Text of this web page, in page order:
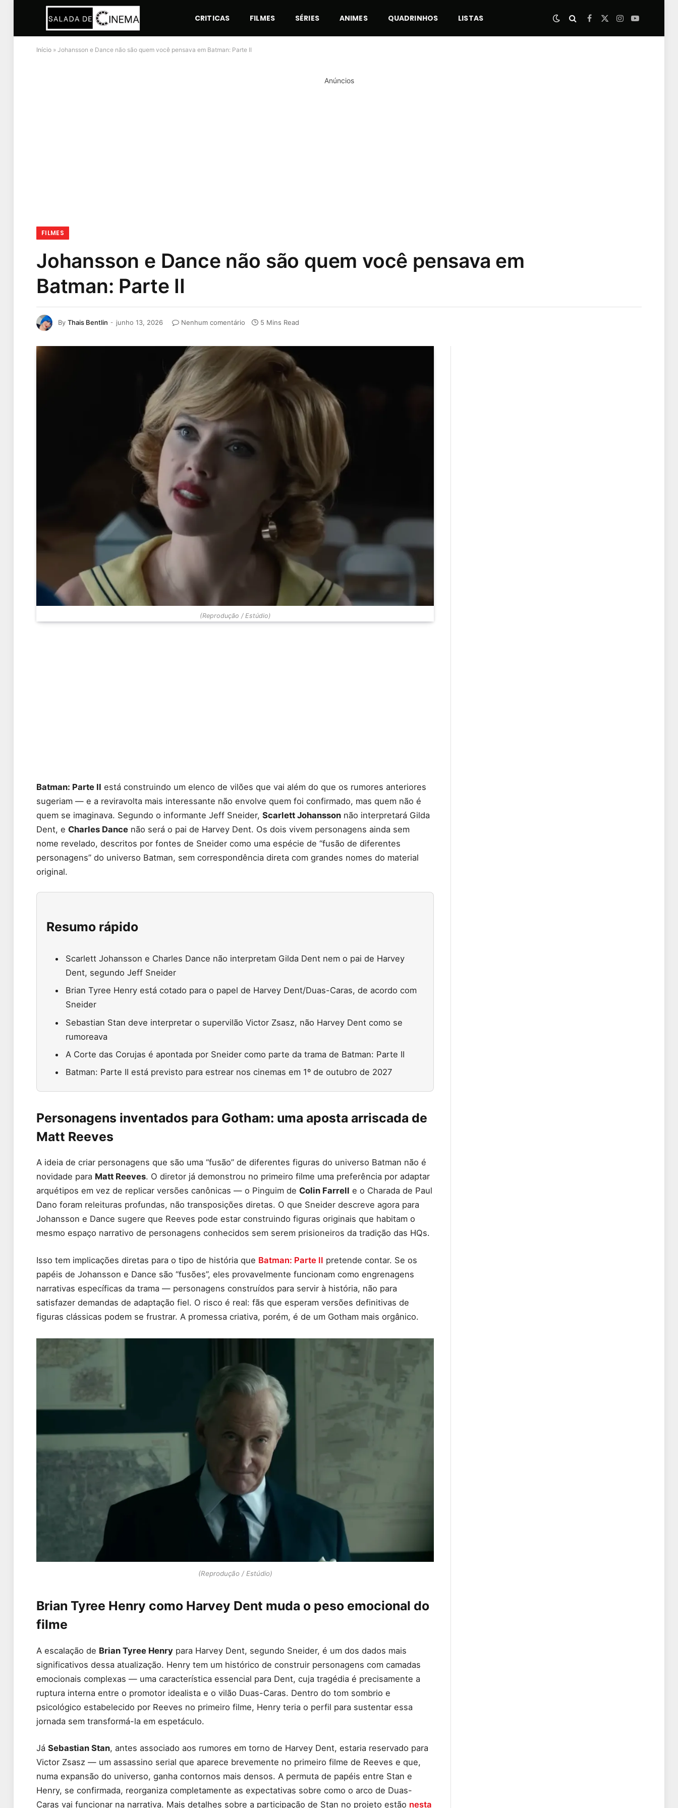
CRITICAS FILMES SÉRIES ANIMES QUADRINHOS LISTAS Facebook
X
Instagram
YouTube
Início » Johansson e Dance não são quem você pensava em Batman: Parte II
Anúncios
FILMES
Johansson e Dance não são quem você pensava em
Batman: Parte II
By Thais Bentlin junho 13, 2026 Nenhum comentário 5 Mins Read
(Reprodução / Estúdio)
Batman: Parte II está construindo um elenco de vilões que vai além do que os rumores anteriores
sugeriam — e a reviravolta mais interessante não envolve quem foi confirmado, mas quem não é
quem se imaginava. Segundo o informante Jeff Sneider, Scarlett Johansson não interpretará Gilda
Dent, e Charles Dance não será o pai de Harvey Dent. Os dois vivem personagens ainda sem
nome revelado, descritos por fontes de Sneider como uma espécie de “fusão de diferentes
personagens” do universo Batman, sem correspondência direta com grandes nomes do material
original.
Resumo rápido
Scarlett Johansson e Charles Dance não interpretam Gilda Dent nem o pai de Harvey
Dent, segundo Jeff Sneider
Brian Tyree Henry está cotado para o papel de Harvey Dent/Duas-Caras, de acordo com
Sneider
Sebastian Stan deve interpretar o supervilão Victor Zsasz, não Harvey Dent como se
rumoreava
A Corte das Corujas é apontada por Sneider como parte da trama de Batman: Parte II
Batman: Parte II está previsto para estrear nos cinemas em 1º de outubro de 2027
Personagens inventados para Gotham: uma aposta arriscada de
Matt Reeves
A ideia de criar personagens que são uma “fusão” de diferentes figuras do universo Batman não é
novidade para Matt Reeves. O diretor já demonstrou no primeiro filme uma preferência por adaptar
arquétipos em vez de replicar versões canônicas — o Pinguim de Colin Farrell e o Charada de Paul
Dano foram releituras profundas, não transposições diretas. O que Sneider descreve agora para
Johansson e Dance sugere que Reeves pode estar construindo figuras originais que habitam o
mesmo espaço narrativo de personagens conhecidos sem serem prisioneiros da tradição das HQs.
Isso tem implicações diretas para o tipo de história que Batman: Parte II pretende contar. Se os
papéis de Johansson e Dance são “fusões”, eles provavelmente funcionam como engrenagens
narrativas específicas da trama — personagens construídos para servir à história, não para
satisfazer demandas de adaptação fiel. O risco é real: fãs que esperam versões definitivas de
figuras clássicas podem se frustrar. A promessa criativa, porém, é de um Gotham mais orgânico.
(Reprodução / Estúdio)
Brian Tyree Henry como Harvey Dent muda o peso emocional do
filme
A escalação de Brian Tyree Henry para Harvey Dent, segundo Sneider, é um dos dados mais
significativos dessa atualização. Henry tem um histórico de construir personagens com camadas
emocionais complexas — uma característica essencial para Dent, cuja tragédia é precisamente a
ruptura interna entre o promotor idealista e o vilão Duas-Caras. Dentro do tom sombrio e
psicológico estabelecido por Reeves no primeiro filme, Henry teria o perfil para sustentar essa
jornada sem transformá-la em espetáculo.
Já Sebastian Stan, antes associado aos rumores em torno de Harvey Dent, estaria reservado para
Victor Zsasz — um assassino serial que aparece brevemente no primeiro filme de Reeves e que,
numa expansão do universo, ganha contornos mais densos. A permuta de papéis entre Stan e
Henry, se confirmada, reorganiza completamente as expectativas sobre como o arco de Duas-
Caras vai funcionar na narrativa. Mais detalhes sobre a participação de Stan no projeto estão nesta